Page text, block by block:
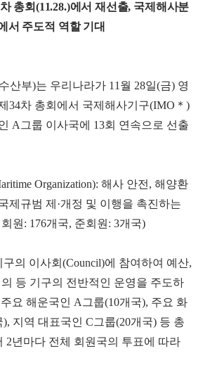
총회(11.28.)에서 재선출, 국제해사분
서 주도적 역할 기대
산부)는 우리나라가 11월 28일(금) 영
34차 총회에서 국제해사기구(IMO＊)
A그룹 이사국에 13회 연속으로 선출
Organization): 해사 안전, 해양환
제규범 제·개정 및 이행을 촉진하는
원: 176개국, 준회원: 3개국)
의 이사회(Council)에 참여하여 예산,
등 기구의 전반적인 운영을 주도하
요 해운국인 A그룹(10개국), 주요 화
지역 대표국인 C그룹(20개국) 등 총
2년마다 전체 회원국의 투표에 따라